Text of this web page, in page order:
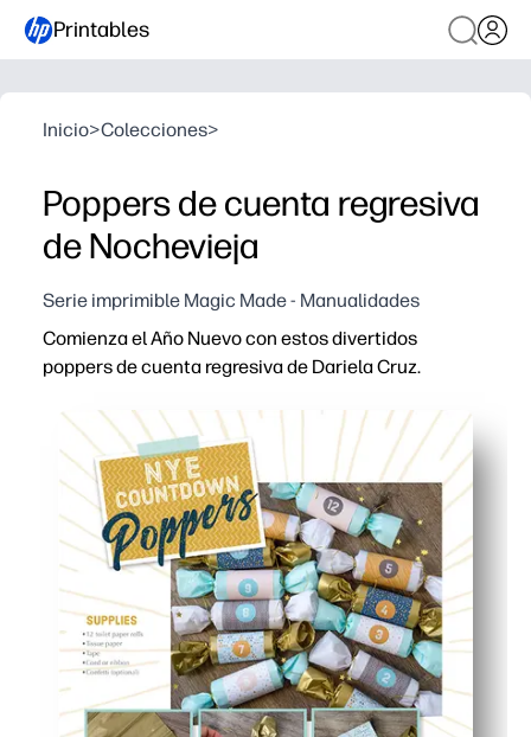
Printables
Inicio>Colecciones>
Poppers de cuenta regresiva
de Nochevieja
Serie imprimible Magic Made - Manualidades
Comienza el Año Nuevo con estos divertidos
poppers de cuenta regresiva de Dariela Cruz.
Imprimible sin preparación: solo tienes que imprimir,
Mantiene a los niños ocupados: dejas que los niños
Flexible para las familias y las aulas: usted establece
Emoción sin fuegos artificiales: disfrutas de una